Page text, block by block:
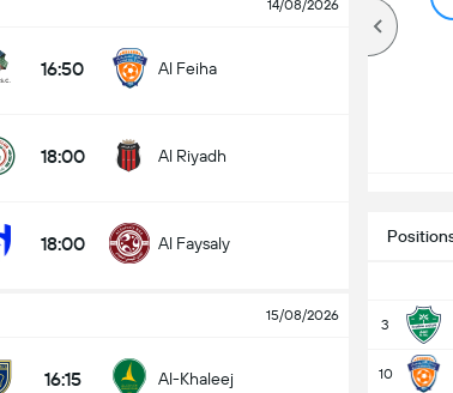
14/08/2026
16:50 Al Feiha
18:00 Al Riyadh
18:00 Al Faysaly
15/08/2026
16:15 Al-Khaleej
3
10